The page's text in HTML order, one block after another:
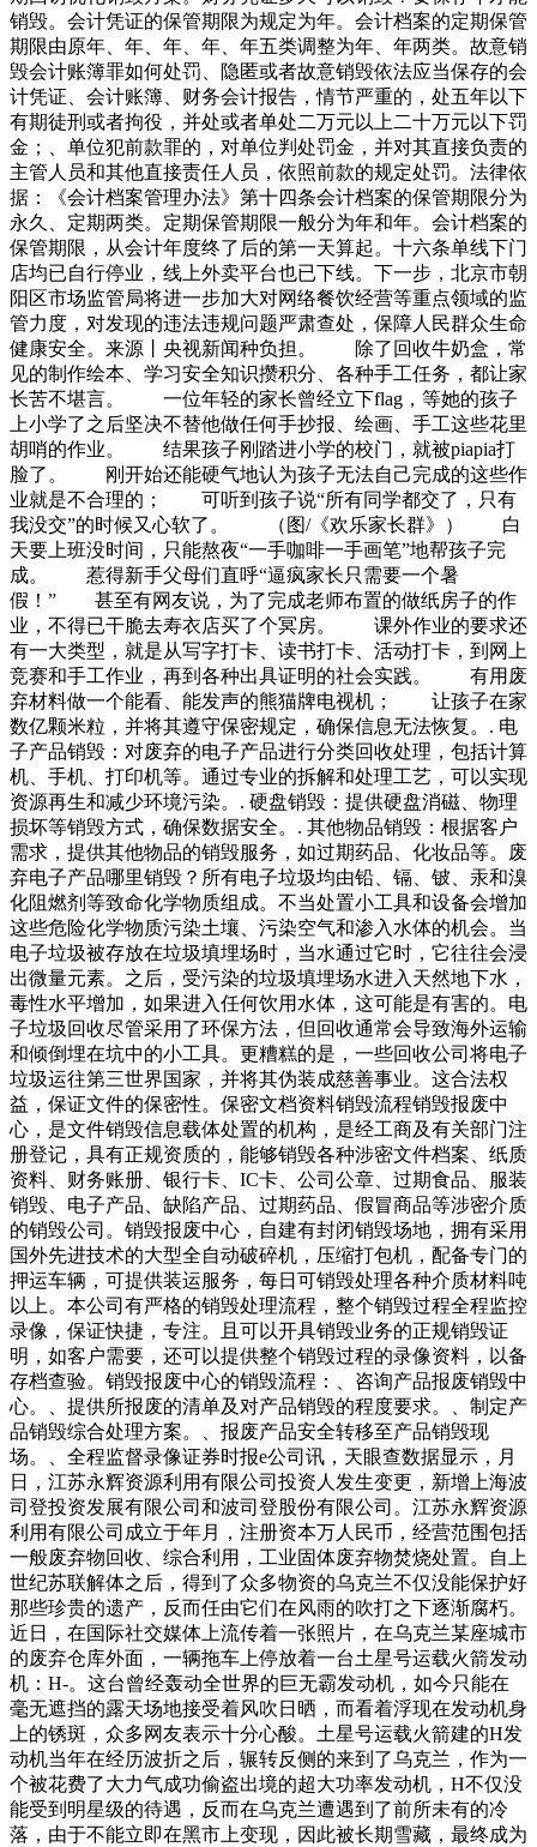
用法同时加强企业财物管理，增加监控设备，做好内部防控。
员工要恪守职业操守，知法守法，不干违法犯罪的事。地垃
圾，没人要的。”陈某某盗窃的铁皮目前，嫌疑人
销毁。会计凭证的保管期限为规定为年。会计档案的定期保管
期限由原年、年、年、年、年五类调整为年、年两类。故意销
毁会计账簿罪如何处罚、隐匿或者故意销毁依法应当保存的会
计凭证、会计账簿、财务会计报告，情节严重的，处五年以下
有期徒刑或者拘役，并处或者单处二万元以上二十万元以下罚
金；、单位犯前款罪的，对单位判处罚金，并对其直接负责的
主管人员和其他直接责任人员，依照前款的规定处罚。法律依
据：《会计档案管理办法》第十四条会计档案的保管期限分为
永久、定期两类。定期保管期限一般分为年和年。会计档案的
保管期限，从会计年度终了后的第一天算起。十六条单线下门
店均已自行停业，线上外卖平台也已下线。下一步，北京市朝
阳区市场监管局将进一步加大对网络餐饮经营等重点领域的监
管力度，对发现的违法违规问题严肃查处，保障人民群众生命
健康安全。来源丨央视新闻种负担。 除了回收牛奶盒，常
见的制作绘本、学习安全知识攒积分、各种手工任务，都让家
长苦不堪言。 一位年轻的家长曾经立下flag，等她的孩子
上小学了之后坚决不替他做任何手抄报、绘画、手工这些花里
胡哨的作业。 结果孩子刚踏进小学的校门，就被piapia打
脸了。 刚开始还能硬气地认为孩子无法自己完成的这些作
业就是不合理的； 可听到孩子说“所有同学都交了，只有
我没交”的时候又心软了。 （图/《欢乐家长群》） 白
天要上班没时间，只能熬夜“一手咖啡一手画笔”地帮孩子完
成。 惹得新手父母们直呼“逼疯家长只需要一个暑
假！” 甚至有网友说，为了完成老师布置的做纸房子的作
业，不得已干脆去寿衣店买了个冥房。 课外作业的要求还
有一大类型，就是从写字打卡、读书打卡、活动打卡，到网上
竞赛和手工作业，再到各种出具证明的社会实践。 有用废
弃材料做一个能看、能发声的熊猫牌电视机； 让孩子在家
数亿颗米粒，并将其遵守保密规定，确保信息无法恢复。. 电
子产品销毁：对废弃的电子产品进行分类回收处理，包括计算
机、手机、打印机等。通过专业的拆解和处理工艺，可以实现
资源再生和减少环境污染。. 硬盘销毁：提供硬盘消磁、物理
损坏等销毁方式，确保数据安全。. 其他物品销毁：根据客户
需求，提供其他物品的销毁服务，如过期药品、化妆品等。废
弃电子产品哪里销毁？所有电子垃圾均由铅、镉、铍、汞和溴
化阻燃剂等致命化学物质组成。不当处置小工具和设备会增加
这些危险化学物质污染土壤、污染空气和渗入水体的机会。当
电子垃圾被存放在垃圾填埋场时，当水通过它时，它往往会浸
出微量元素。之后，受污染的垃圾填埋场水进入天然地下水，
毒性水平增加，如果进入任何饮用水体，这可能是有害的。电
子垃圾回收尽管采用了环保方法，但回收通常会导致海外运输
和倾倒埋在坑中的小工具。更糟糕的是，一些回收公司将电子
垃圾运往第三世界国家，并将其伪装成慈善事业。这合法权
益，保证文件的保密性。保密文档资料销毁流程销毁报废中
心，是文件销毁信息载体处置的机构，是经工商及有关部门注
册登记，具有正规资质的，能够销毁各种涉密文件档案、纸质
资料、财务账册、银行卡、IC卡、公司公章、过期食品、服装
销毁、电子产品、缺陷产品、过期药品、假冒商品等涉密介质
的销毁公司。销毁报废中心，自建有封闭销毁场地，拥有采用
国外先进技术的大型全自动破碎机，压缩打包机，配备专门的
押运车辆，可提供装运服务，每日可销毁处理各种介质材料吨
以上。本公司有严格的销毁处理流程，整个销毁过程全程监控
录像，保证快捷，专注。且可以开具销毁业务的正规销毁证
明，如客户需要，还可以提供整个销毁过程的录像资料，以备
存档查验。销毁报废中心的销毁流程：、咨询产品报废销毁中
心。、提供所报废的清单及对产品销毁的程度要求。、制定产
品销毁综合处理方案。、报废产品安全转移至产品销毁现
场。、全程监督录像证券时报e公司讯，天眼查数据显示，月
日，江苏永辉资源利用有限公司投资人发生变更，新增上海波
司登投资发展有限公司和波司登股份有限公司。江苏永辉资源
利用有限公司成立于年月，注册资本万人民币，经营范围包括
一般废弃物回收、综合利用，工业固体废弃物焚烧处置。自上
世纪苏联解体之后，得到了众多物资的乌克兰不仅没能保护好
那些珍贵的遗产，反而任由它们在风雨的吹打之下逐渐腐朽。
近日，在国际社交媒体上流传着一张照片，在乌克兰某座城市
的废弃仓库外面，一辆拖车上停放着一台土星号运载火箭发动
机：H-。这台曾经轰动全世界的巨无霸发动机，如今只能在
毫无遮挡的露天场地接受着风吹日晒，而看着浮现在发动机身
上的锈斑，众多网友表示十分心酸。土星号运载火箭建的H发
动机当年在经历波折之后，辗转反侧的来到了乌克兰，作为一
个被花费了大力气成功偷盗出境的超大功率发动机，H不仅没
能受到明星级的待遇，反而在乌克兰遭遇到了前所未有的冷
落，由于不能立即在黑市上变现，因此被长期雪藏，最终成为